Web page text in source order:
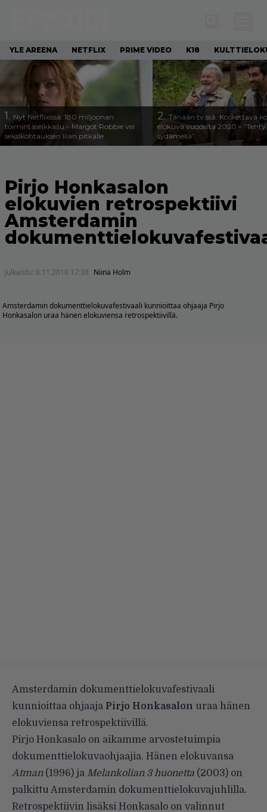
YLE AREENA NETFLIX PRIME VIDEO K18
1. Nyt Netflixissä: 180 miljoonan
toimintaseikkailu – Margot Robbie vei
seksikohtauksen liian pitkälle
2. Tänään tv:ssä: Koskettava
elokuva vuodelta 2020 – ”Tehty
sydämellä”
Pirjo Honkasalon
elokuvien retrospektiivi
Amsterdamin
Julkaistu: 8.11.2010 17:38 Niina Holm
Amsterdamin dokumenttielokuvafestivaali kunnioittaa ohjaaja Pirjo
Honkasalon uraa hänen elokuviensa retrospektiivillä.
Amsterdamin dokumenttielokuvafestivaali
kunnioittaa ohjaaja Pirjo Honkasalon uraa hänen
elokuviensa retrospektiivillä.
Pirjo Honkasalo on aikamme arvostetuimpia
dokumenttielokuvaohjaajia. Hänen elokuvansa
Atman (1996) ja Melankolian 3 huonetta (2003) on
palkittu Amsterdamin dokumenttielokuvajuhlilla.
Retrospektiivin lisäksi Honkasalo on valinnut